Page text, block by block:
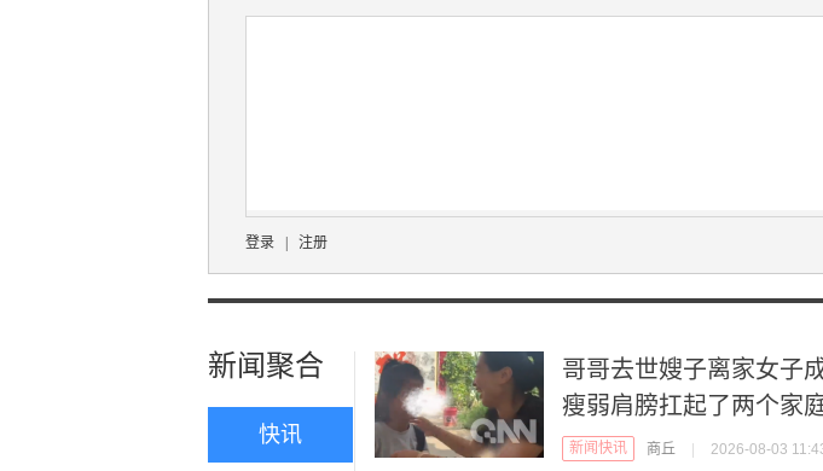
登录 注册
新闻聚合
快讯
哥哥去世嫂子离家女子
瘦弱肩膀扛起了两个家
新闻快讯 商丘 2026-08-03